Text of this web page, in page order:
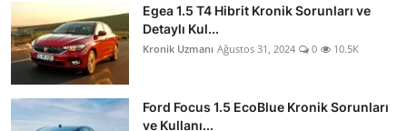
Egea 1.5 T4 Hibrit Kronik Sorunları ve
Detaylı Kul...
Kronik Uzmanı Ağustos 31, 2024 0 10.5K
Ford Focus 1.5 EcoBlue Kronik Sorunları
ve Kullanı...